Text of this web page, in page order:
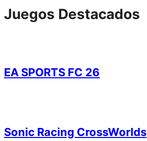
Juegos Destacados
EA SPORTS FC 26
Sonic Racing CrossWorlds